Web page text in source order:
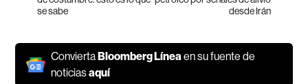
se sabe
desde Irán
ConviertaBloomberg Líneaen su fuente de
noticiasaquí